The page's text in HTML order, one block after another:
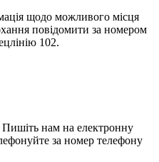
щодо можливого місця
повідомити за номером
102.
Пишіть нам на електронну
за номер телефону